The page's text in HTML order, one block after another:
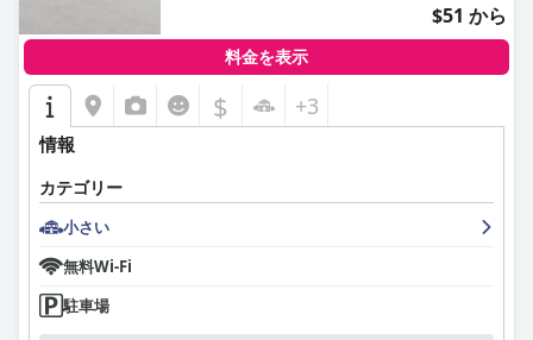
$51 から
料金を表示
$ +3
情報
カテゴリー
小さい
無料Wi-Fi
駐車場